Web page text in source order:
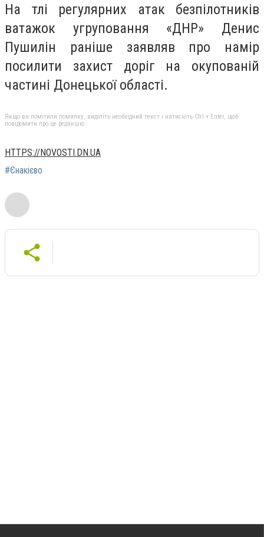
На тлі регулярних атак безпілотників
ватажок угруповання «ДНР» Денис
Пушилін раніше заявляв про намір
посилити захист доріг на окупованій
частині Донецької області.
Якщо ви помітили помилку, виділіть необхідний текст і натисніть Ctrl + Enter, щоб
повідомити про це редакцію
HTTPS://NOVOSTI.DN.UA
#Єнакієво